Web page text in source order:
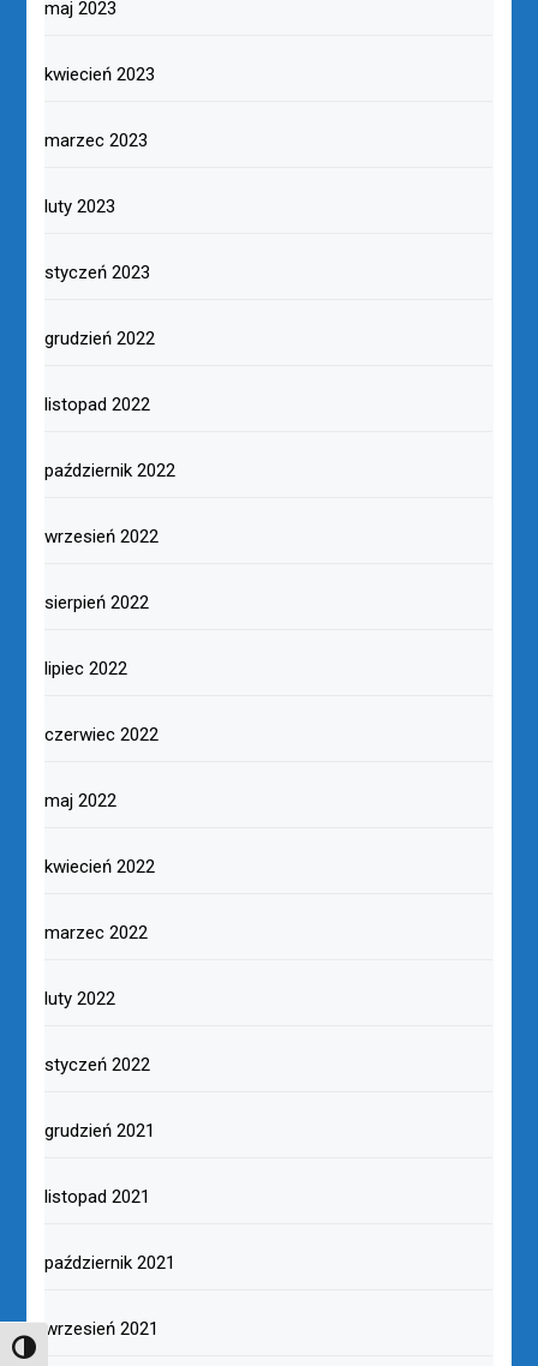
TOGGLE HIGH CONTRAST
maj 2023
kwiecień 2023
marzec 2023
luty 2023
styczeń 2023
grudzień 2022
listopad 2022
październik 2022
wrzesień 2022
sierpień 2022
lipiec 2022
czerwiec 2022
maj 2022
kwiecień 2022
marzec 2022
luty 2022
styczeń 2022
grudzień 2021
listopad 2021
październik 2021
wrzesień 2021